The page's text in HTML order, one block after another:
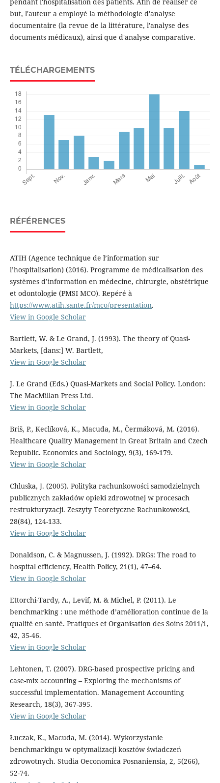
but, l'auteur a employé la méthodologie d'analyse
documentaire (la revue de la littérature, l'analyse des
documents médicaux), ainsi que d'analyse comparative.
TÉLÉCHARGEMENTS
RÉFÉRENCES
ATIH (Agence technique de l’information sur
l’hospitalisation) (2016). Programme de médicalisation des
systèmes d’information en médecine, chirurgie, obstétrique
et odontologie (PMSI MCO). Repéré à
https://www.atih.sante.fr/mco/presentation.
View in Google Scholar
Bartlett, W. & Le Grand, J. (1993). The theory of Quasi-
Markets, [dans:] W. Bartlett,
View in Google Scholar
J. Le Grand (Eds.) Quasi-Markets and Social Policy. London:
The MacMillan Press Ltd.
View in Google Scholar
Briš, P., Keclíková, K., Macuda, M., Čermáková, M. (2016).
Healthcare Quality Management in Great Britain and Czech
Republic. Economics and Sociology, 9(3), 169-179.
View in Google Scholar
Chluska, J. (2005). Polityka rachunkowości samodzielnych
publicznych zakładów opieki zdrowotnej w procesach
restrukturyzacji. Zeszyty Teoretyczne Rachunkowości,
28(84), 124-133.
View in Google Scholar
Donaldson, C. & Magnussen, J. (1992). DRGs: The road to
hospital efficiency, Health Policy, 21(1), 47–64.
View in Google Scholar
Ettorchi-Tardy, A., Levif, M. & Michel, P. (2011). Le
benchmarking : une méthode d’amélioration continue de la
qualité en santé. Pratiques et Organisation des Soins 2011/1,
42, 35-46.
View in Google Scholar
Lehtonen, T. (2007). DRG-based prospective pricing and
case-mix accounting – Exploring the mechanisms of
successful implementation. Management Accounting
Research, 18(3), 367-395.
View in Google Scholar
Łuczak, K., Macuda, M. (2014). Wykorzystanie
benchmarkingu w optymalizacji kosztów świadczeń
zdrowotnych. Studia Oeconomica Posnaniensia, 2, 5(266),
52-74.